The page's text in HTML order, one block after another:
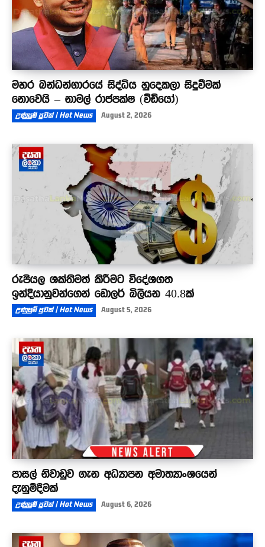
මහර බන්ධන්ගාරයේ සිද්ධිය හුදෙකලා සිදුවීමක්
නොවෙයි – නාමල් රාජපක්ෂ (වීඩියෝ)
උණුසුම් පුවත් | Hot News August 2, 2026
රුපියල ශක්තිමත් කිරීමට විදේශගත
ඉන්දියානුවන්ගෙන් ඩොලර් බිලියන 40.8ක්
උණුසුම් පුවත් | Hot News August 5, 2026
පාසල් නිවාඩුව ගැන අධ්‍යාපන අමාත්‍යාංශයෙන්
දැනුම්දීමක්
උණුසුම් පුවත් | Hot News August 6, 2026